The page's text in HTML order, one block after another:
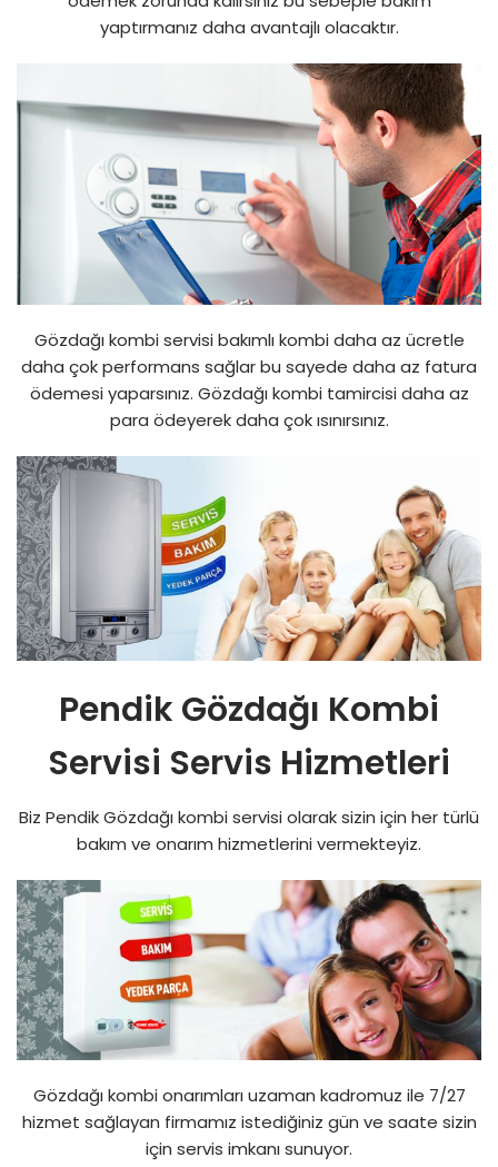
yaptırmanız daha avantajlı olacaktır.
Gözdağı kombi servisi bakımlı kombi daha az ücretle
daha çok performans sağlar bu sayede daha az fatura
ödemesi yaparsınız. Gözdağı kombi tamircisi daha az
para ödeyerek daha çok ısınırsınız.
Pendik Gözdağı Kombi
Servisi Servis Hizmetleri
Biz Pendik Gözdağı kombi servisi olarak sizin için her türlü
bakım ve onarım hizmetlerini vermekteyiz.
Gözdağı kombi onarımları uzaman kadromuz ile 7/27
hizmet sağlayan firmamız istediğiniz gün ve saate sizin
için servis imkanı sunuyor.